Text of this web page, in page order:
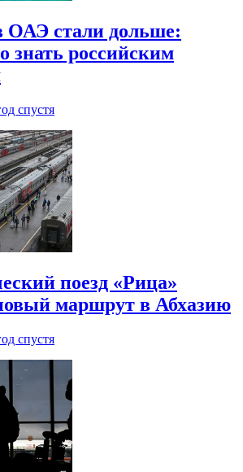
ОАЭ стали дольше:
знать российским
спустя
поезд «Рица»
маршрут в Абхазию
спустя